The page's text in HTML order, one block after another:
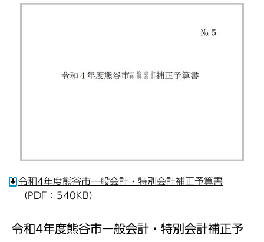
令和4年度熊谷市一般会計・特別会計補正予算書
（PDF：540KB）
令和4年度熊谷市一般会計・特別会計補正予